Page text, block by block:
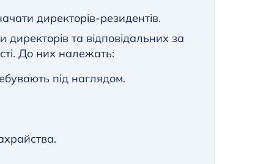
директорів-резидентів.
та відповідальних за
До них належать:
під наглядом.